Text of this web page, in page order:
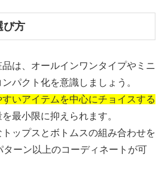
び方
は、オールインワンタイプやミニ
パクト化を意識しましょう。
いアイテムを中心にチョイスする
最小限に抑えられます。
ップスとボトムスの組み合わせを
ーン以上のコーディネートが可